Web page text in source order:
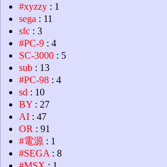
#xyzzy : 1
sega : 11
sfc : 3
#PC-9 : 4
SC-3000 : 5
sub : 13
#PC-98 : 4
sd : 10
BY : 27
AI : 47
OR : 91
#電源 : 1
#SEGA : 8